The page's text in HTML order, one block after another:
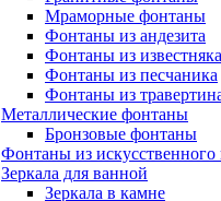
Мраморные фонтаны
Фонтаны из андезита
Фонтаны из известняка
Фонтаны из песчаника
Фонтаны из
Металлические фонтаны
Бронзовые фонтаны
Фонтаны из искусственного
Зеркала для ванной
Зеркала в камне